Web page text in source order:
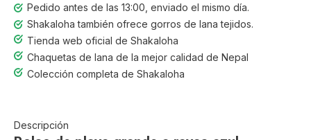
Pedido antes de las 13:00, enviado el mismo día.
Shakaloha también ofrece gorros de lana tejidos.
Tienda web oficial de Shakaloha
Chaquetas de lana de la mejor calidad de Nepal
Colección completa de Shakaloha
Descripción